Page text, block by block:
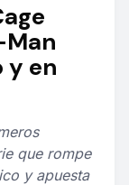
y en
que rompe
y apuesta